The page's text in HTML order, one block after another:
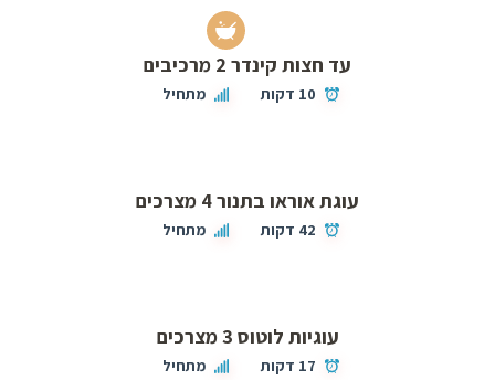
עד חצות קינדר 2 מרכיבים
10 דקות מתחיל
עוגת אוראו בתנור 4 מצרכים
42 דקות מתחיל
עוגיות לוטוס 3 מצרכים
17 דקות מתחיל